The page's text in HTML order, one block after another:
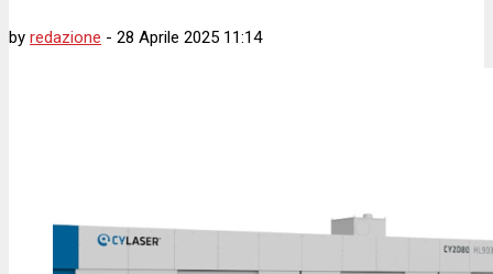
by redazione - 28 Aprile 2025 11:14